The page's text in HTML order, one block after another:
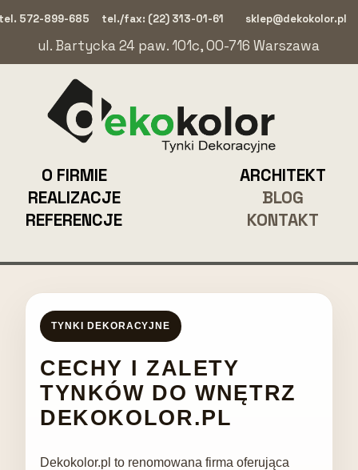
KONTAKT
BLOG
REALIZACJE
ARCHITEKT
REFERENCJE
O FIRMIE
ul. Bartycka 24 paw. 101c, 00-716 Warszawa
sklep@dekokolor.pl
tel./fax: (22) 313-01-61
572-899-685
TYNKI DEKORACYJNE
CECHY I ZALETY
TYNKÓW DO WNĘTRZ
DEKOKOLOR.PL
Dekokolor.pl to renomowana firma oferująca